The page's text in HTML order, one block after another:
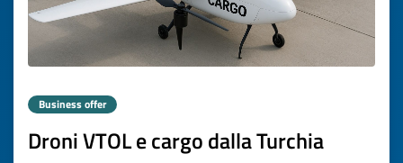
Business offer
Droni VTOL e cargo dalla Turchia